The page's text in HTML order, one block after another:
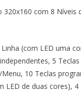
320x160 com 8 Níveis
(com LED uma
5 Teclas
10 Teclas
LED de duas cores), 4